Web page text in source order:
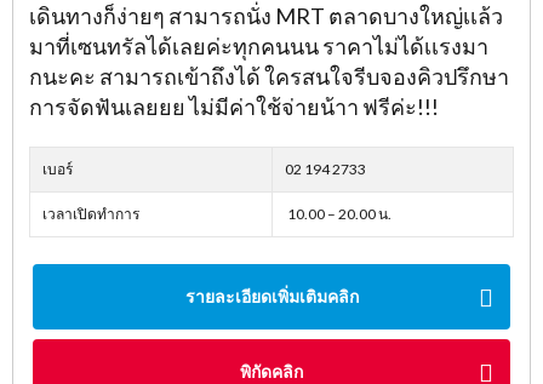
เดินทางก็ง่ายๆ สามารถนั่ง MRT ตลาดบางใหญ่เเล้ว
มาที่เซนทรัลได้เลยค่ะทุกคนนน ราคาไม่ได้เเรงมา
กนะคะ สามารถเข้าถึงได้ ใครสนใจรีบจองคิวปรึกษา
การจัดฟันเลยยย ไม่มีค่าใช้จ่ายน้าา ฟรีค่ะ!!!
เบอร์ 02 194 2733
เวลาเปิดทำการ 10.00 – 20.00 น.
รายละเอียดเพิ่มเติมคลิก
พิกัดคลิก